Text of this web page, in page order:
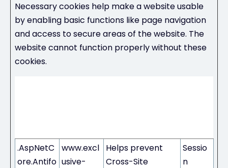
Necessary cookies help make a website usable
by enabling basic functions like page navigation
and access to secure areas of the website. The
website cannot function properly without these
cookies.
.AspNetC
ore.Antifo
www.excl
usive-
Helps prevent
Cross-Site
Sessio
n